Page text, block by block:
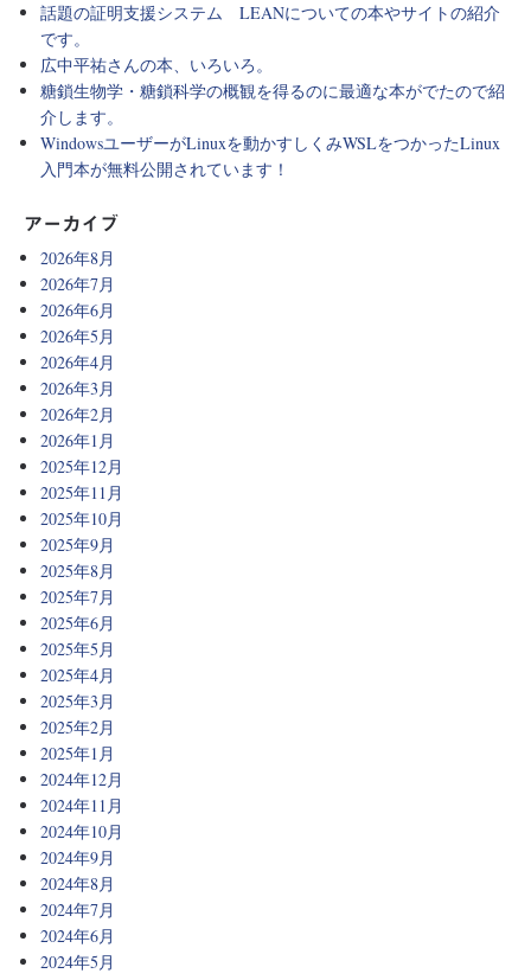
話題の証明支援システム LEANについての本やサイトの紹介
です。
広中平祐さんの本、いろいろ。
糖鎖生物学・糖鎖科学の概観を得るのに最適な本がでたので紹
介します。
WindowsユーザーがLinuxを動かすしくみWSLをつかったLinux
入門本が無料公開されています！
アーカイブ
2026年8月
2026年7月
2026年6月
2026年5月
2026年4月
2026年3月
2026年2月
2026年1月
2025年12月
2025年11月
2025年10月
2025年9月
2025年8月
2025年7月
2025年6月
2025年5月
2025年4月
2025年3月
2025年2月
2025年1月
2024年12月
2024年11月
2024年10月
2024年9月
2024年8月
2024年7月
2024年6月
2024年5月